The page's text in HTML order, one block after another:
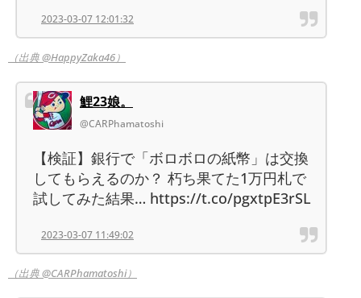
2023-03-07 12:01:32
（出典 @HappyZaka46）
鯉23娘。
@CARPhamatoshi
【検証】銀行で「ボロボロの紙幣」は交換
してもらえるのか？ 朽ち果てた1万円札で
試してみた結果… https://t.co/pgxtpE3rSL
2023-03-07 11:49:02
（出典 @CARPhamatoshi）